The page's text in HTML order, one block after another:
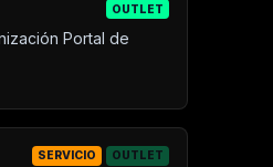
OUTLET
Portal de
SERVICIO OUTLET